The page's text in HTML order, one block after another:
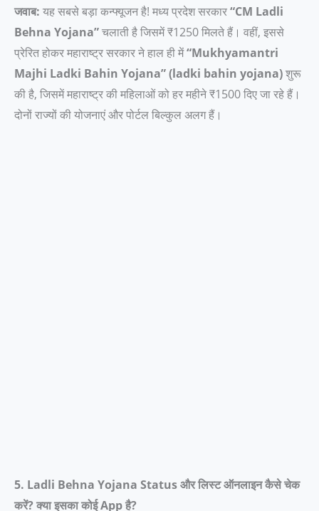
जवाब: यह सबसे बड़ा कन्फ्यूजन है! मध्य प्रदेश सरकार“CM Ladli
Behna Yojana”चलाती है जिसमें ₹1250 मिलते हैं। वहीं, इससे
प्रेरित होकर महाराष्ट्र सरकार ने हाल ही में“Mukhyamantri
Majhi Ladki Bahin Yojana” (ladki bahin yojana)शुरू
की है, जिसमें महाराष्ट्र की महिलाओं को हर महीने ₹1500 दिए जा रहे हैं।
दोनों राज्यों की योजनाएं और पोर्टल बिल्कुल अलग हैं।
5. Ladli Behna Yojana Status और लिस्ट ऑनलाइन कैसे चेक
करें? क्या इसका कोई App है?